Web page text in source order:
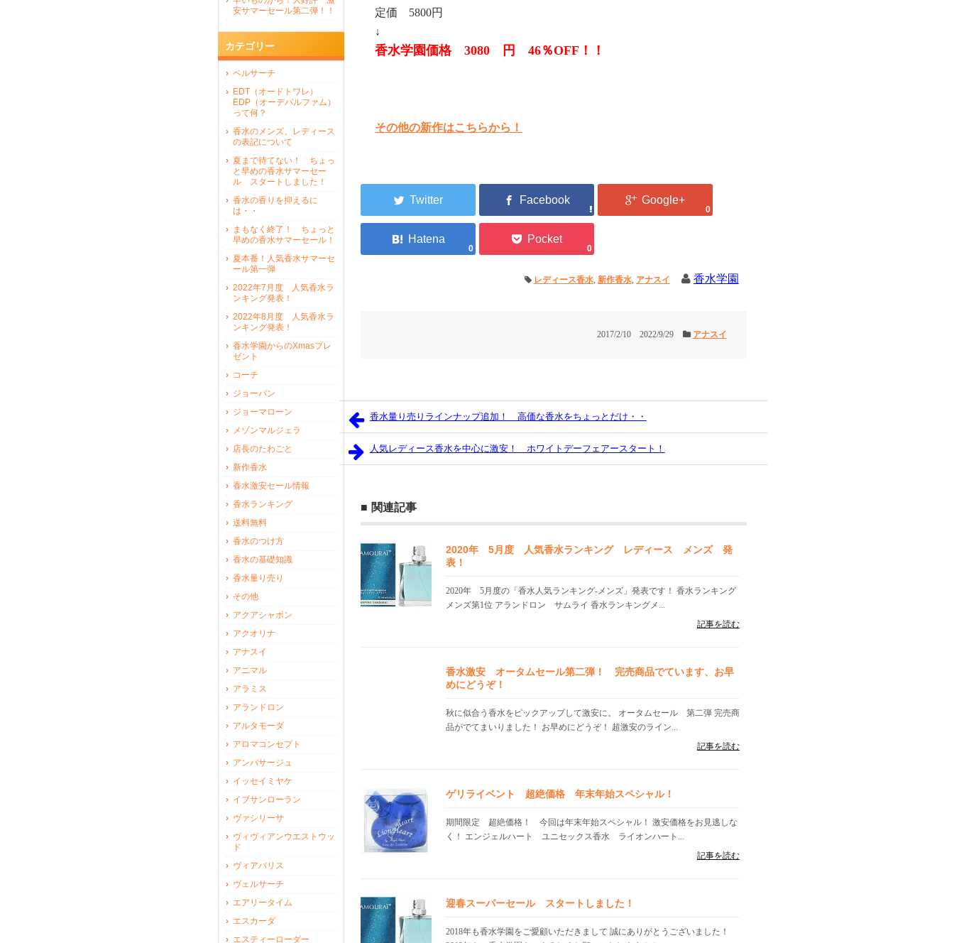
定価 5800円
↓
香水学園価格 3080 円 46％OFF！！
その他の新作はこちらから！
0
0 0
レディース香水, 新作香水, アナスイ 香水学園
2017/2/10 2022/9/29 アナスイ
香水量り売りラインナップ追加！ 高価な香水をちょっとだけ・・
人気レディース香水を中心に激安！ ホワイトデーフェアースタート！
関連記事
2020年 5月度 人気香水ランキング レディース メンズ 発
表！
2020年 5月度の「香水人気ランキング-メンズ」発表です！ 香水ランキング
メンズ第1位 アランドロン サムライ 香水ランキングメ...
記事を読む
香水激安 オータムセール第二弾！ 完売商品でています、お早
めにどうぞ！
秋に似合う香水をピックアップして激安に。 オータムセール 第二弾 完売商
品がでてまいりました！ お早めにどうぞ！ 超激安のライン...
記事を読む
ゲリライベント 超絶価格 年末年始スペシャル！
期間限定 超絶価格！ 今回は年末年始スペシャル！ 激安価格をお見逃しな
く！ エンジェルハート ユニセックス香水 ライオンハート...
記事を読む
迎春スーパーセール スタートしました！
2018年も香水学園をご愛顧いただきまして 誠にありがとうございました！
安サマーセール第二弾！！
カテゴリー
ベルサーチ
EDT（オードトワレ）
EDP（オーデパルファム）
って何？
香水のメンズ、レディース
の表記について
夏まで待てない！ ちょっ
と早めの香水サマーセー
ル スタートしました！
香水の香りを抑えるに
は・・
まもなく終了！ ちょっと
早めの香水サマーセール！
夏本番！人気香水サマーセ
ール第一弾
2022年7月度 人気香水ラ
ンキング発表！
2022年8月度 人気香水ラ
ンキング発表！
香水学園からのXmasプレ
ゼント
コーチ
ジョーバン
ジョーマローン
メゾンマルジェラ
店長のたわごと
新作香水
香水激安セール情報
香水ランキング
送料無料
香水のつけ方
香水の基礎知識
香水量り売り
その他
アクアシャボン
アクオリナ
アナスイ
アニマル
アラミス
アランドロン
アルタモーダ
アロマコンセプト
アンパサージュ
イッセイミヤケ
イブサンローラン
ヴァシリーサ
ヴィヴィアンウエストウッ
ド
ヴィアパリス
ヴェルサーチ
エアリータイム
エスカーダ
エスティーローダー